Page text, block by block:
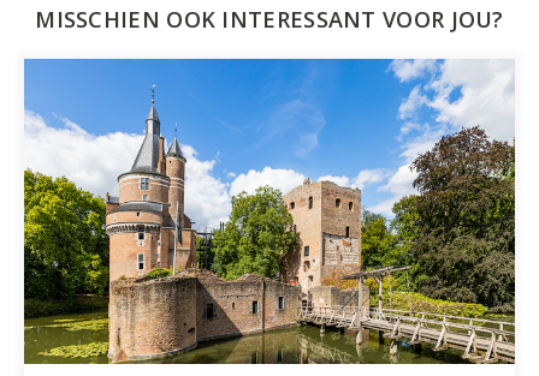
MISSCHIEN OOK INTERESSANT VOOR JOU?